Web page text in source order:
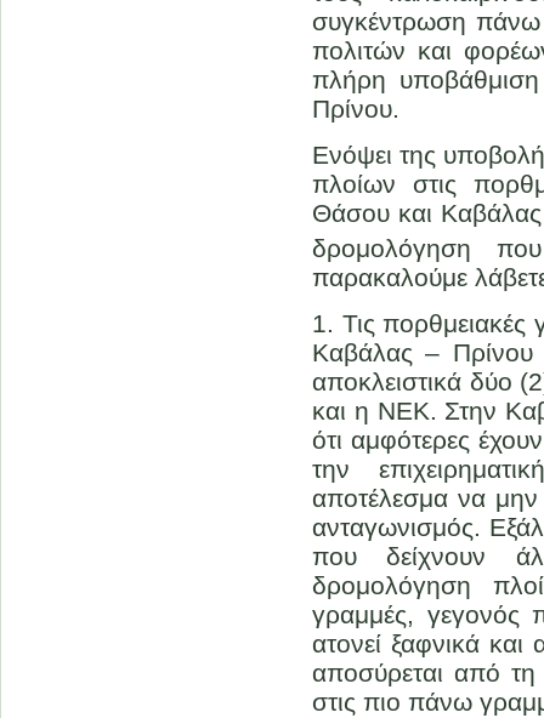
συγκέντρωση
πολιτών και
πλήρη
Πρίνου.
Ενόψει της
πλοίων στις
Θάσου και Καβάλας
δρομολόγηση
παρακαλούμε
1. Τις
Καβάλας – Πρίνου
αποκλειστικά δύο
και η ΝΕΚ. Στην
ότι αμφότερες
την
αποτέλεσμα να μην
ανταγωνισμός.
που δείχνουν
δρομολόγηση
γραμμές, γεγονός
ατονεί ξαφνικά και
αποσύρεται από
στις πιο πάνω